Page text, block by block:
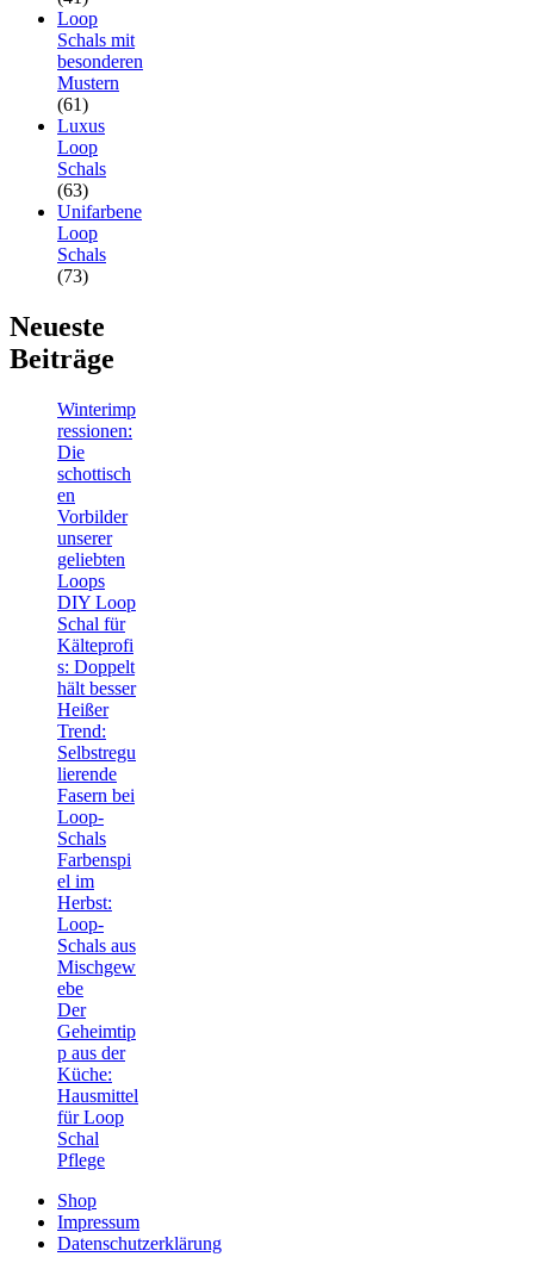
Loop
Schals mit
besonderen
Mustern
(61)
Luxus
Loop
Schals
(63)
Unifarbene
Loop
Schals
(73)
Neueste
Beiträge
Winterimp
ressionen:
Die
schottisch
en
Vorbilder
unserer
geliebten
Loops
DIY Loop
Schal für
Kälteprofi
s: Doppelt
hält besser
Heißer
Trend:
Selbstregu
lierende
Fasern bei
Loop-
Schals
Farbenspi
el im
Herbst:
Loop-
Schals aus
Mischgew
ebe
Der
Geheimtip
p aus der
Küche:
Hausmittel
für Loop
Schal
Pflege
Shop
Impressum
Datenschutzerklärung